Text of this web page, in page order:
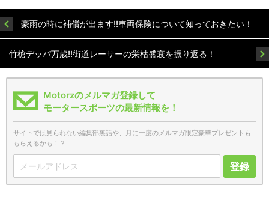
豪雨の時に補償が出ます!!車両保険について知っておきたい！
竹槍デッパ万歳!!街道レーサーの栄枯盛衰を振り返る！
Motorzのメルマガ登録して
モータースポーツの最新情報を！
サイトでは見られない編集部裏話や、月に一度のメルマガ限定豪華プレゼントも
もらえるかも！？
登録